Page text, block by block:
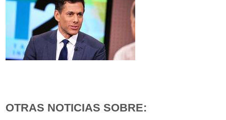
OTRAS NOTICIAS SOBRE: